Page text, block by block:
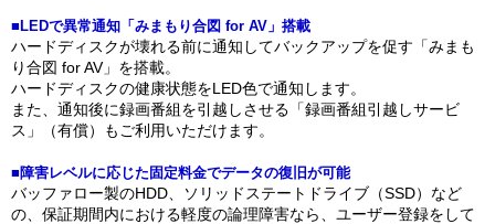
■LEDで異常通知「みまもり合図 for AV」搭載
ハードディスクが壊れる前に通知してバックアップを促す「みまも
り合図 for AV」を搭載。
ハードディスクの健康状態をLED色で通知します。
また、通知後に録画番組を引越しさせる「録画番組引越しサービ
ス」（有償）もご利用いただけます。
■障害レベルに応じた固定料金でデータの復旧が可能
バッファロー製のHDD、ソリッドステートドライブ（SSD）など
の、保証期間内における軽度の論理障害なら、ユーザー登録をして